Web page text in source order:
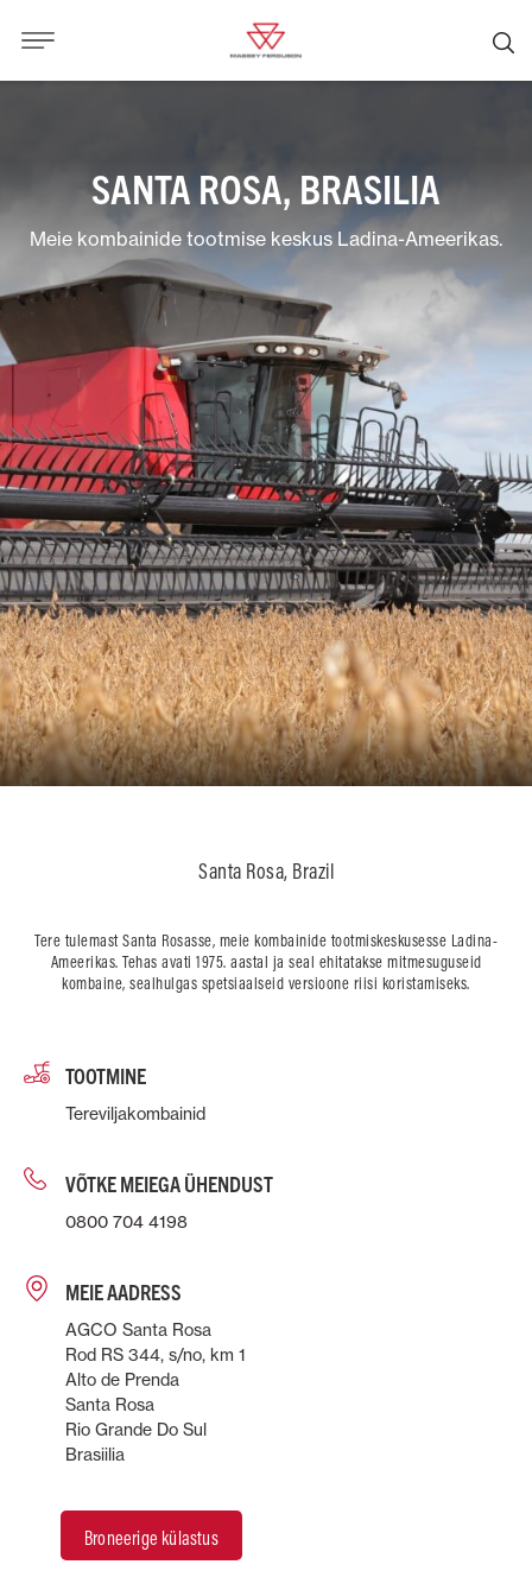
SANTA ROSA, BRASILIA
Meie kombainide tootmise keskus Ladina-Ameerikas.
Santa Rosa, Brazil
Tere tulemast Santa Rosasse, meie kombainide tootmiskeskusesse Ladina-
Ameerikas. Tehas avati 1975. aastal ja seal ehitatakse mitmesuguseid
kombaine, sealhulgas spetsiaalseid versioone riisi koristamiseks.
TOOTMINE
Tereviljakombainid
VÕTKE MEIEGA ÜHENDUST
0800 704 4198
MEIE AADRESS
AGCO Santa Rosa
Rod RS 344, s/no, km 1
Alto de Prenda
Santa Rosa
Rio Grande Do Sul
Brasiilia
Broneerige külastus